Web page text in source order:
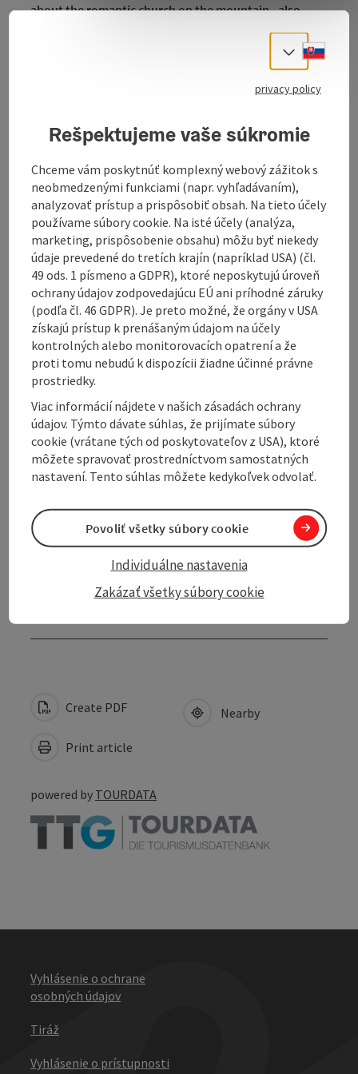
about the romantic church on the mountain - also
save theCalvary Churchin theWorld Heritage town of
restored to its original form a few years ago. The
church dates back to1711and, together with the
Stations of the Cross chapels, was donated by a
childless court clerk couple who also ...
Display complete description
Contact
Opening hours
Arrival
Prices
Create PDF
Print article
Nearby
powered by TOURDATA
Vyhlásenie o ochrane
osobných údajov
Tiráž
Vyhlásenie o prístupnosti
Select
privacy policy
Rešpektujeme vaše súkromie
Chceme vám poskytnúť komplexný webový zážitok s
neobmedzenými funkciami (napr. vyhľadávaním),
analyzovať prístup a prispôsobiť obsah. Na tieto účely
používame súbory cookie. Na isté účely (analýza,
marketing, prispôsobenie obsahu) môžu byť niekedy
údaje prevedené do tretích krajín (napríklad USA) (čl.
49 ods. 1 písmeno a GDPR), ktoré neposkytujú úroveň
ochrany údajov zodpovedajúcu EÚ ani príhodné záruky
(podľa čl. 46 GDPR). Je preto možné, že orgány v USA
získajú prístup k prenášaným údajom na účely
kontrolných alebo monitorovacích opatrení a že
proti tomu nebudú k dispozícii žiadne účinné právne
prostriedky.
Viac informácií nájdete v našich zásadách ochrany
údajov. Týmto dávate súhlas, že prijímate súbory
cookie (vrátane tých od poskytovateľov z USA), ktoré
môžete spravovať prostredníctvom samostatných
nastavení. Tento súhlas môžete kedykoľvek odvolať.
Zakázať všetky súbory cookie
Individuálne nastavenia
Povoliť všetky súbory cookie